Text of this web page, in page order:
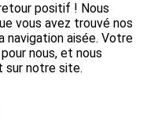
positif ! Nous
vous avez trouvé nos
navigation aisée. Votre
nous, et nous
sur notre site.